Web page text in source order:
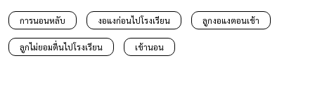
การนอนหลับ งอแงก่อนไปโรงเรียน ลูกงอแงตอนเช้า
ลูกไม่ยอมตื่นไปโรงเรียน เข้านอน